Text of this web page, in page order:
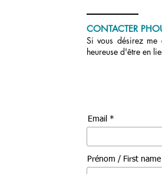
CONTACTER
Si vous désirez me
heureuse d'être en
Email *
Prénom / First